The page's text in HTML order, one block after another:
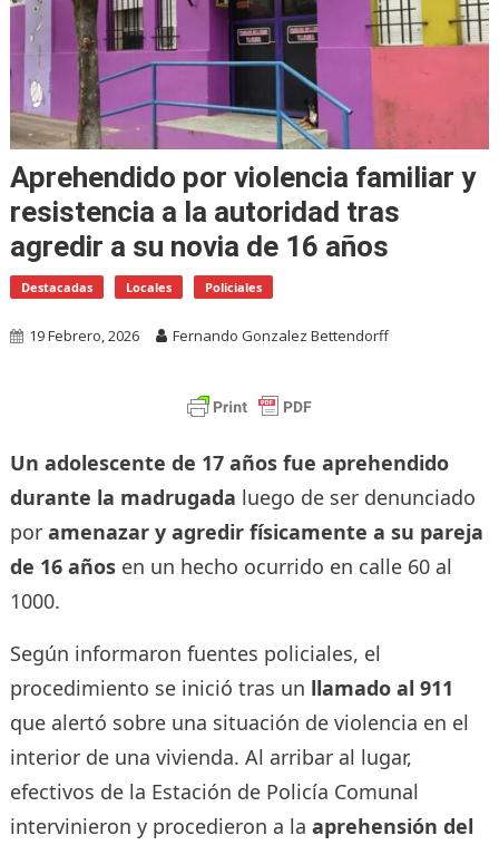
Aprehendido por violencia familiar y
resistencia a la autoridad tras
agredir a su novia de 16 años
Destacadas Locales Policiales
19 Febrero, 2026 Fernando Gonzalez Bettendorff
Un adolescente de 17 años fue aprehendido
durante la madrugada luego de ser denunciado
por amenazar y agredir físicamente a su pareja
de 16 añosen un hecho ocurrido en calle 60 al
1000.
Según informaron fuentes policiales, el
procedimiento se inició tras un llamado al 911
que alertó sobre una situación de violencia en el
interior de una vivienda. Al arribar al lugar,
efectivos de la Estación de Policía Comunal
intervinieron y procedieron a la aprehensión del